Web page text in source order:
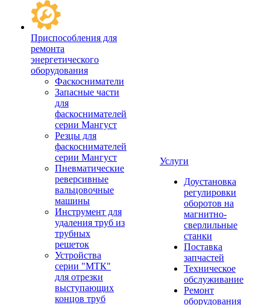
Приспособления для
ремонта
энергетического
оборудования
Фаскосниматели
Запасные части
для
фаскоснимателей
серии Мангуст
Резцы для
фаскоснимателей
серии Мангуст
Пневматические
реверсивные
вальцовочные
машины
Инструмент для
удаления труб из
трубных
решеток
Устройства
серии "МТК"
для отрезки
выступающих
концов труб
Услуги
Доустановка
регулировки
оборотов на
магнитно-
сверлильные
станки
Поставка
запчастей
Техническое
обслуживание
Ремонт
оборудования